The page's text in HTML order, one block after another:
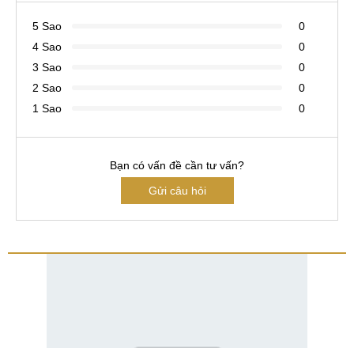
5 Sao
0
4 Sao
0
3 Sao
0
2 Sao
0
1 Sao
0
Bạn có vấn đề cần tư vấn?
Gửi câu hỏi